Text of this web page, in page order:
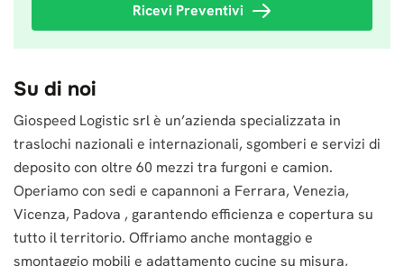
Ricevi Preventivi
Su di noi
Giospeed Logistic srl è un’azienda specializzata in
traslochi nazionali e internazionali, sgomberi e servizi di
deposito con oltre 60 mezzi tra furgoni e camion.
Operiamo con sedi e capannoni a Ferrara, Venezia,
Vicenza, Padova , garantendo efficienza e copertura su
tutto il territorio. Offriamo anche montaggio e
smontaggio mobili e adattamento cucine su misura,